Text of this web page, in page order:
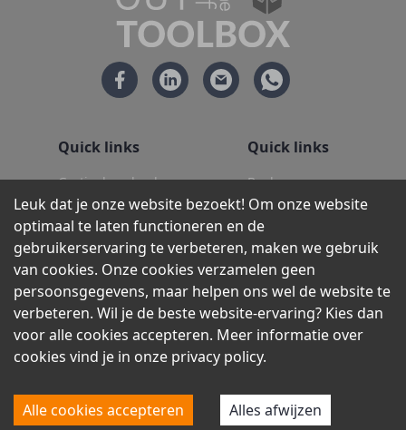
Leuk dat je onze website bezoekt! Om onze website
optimaal te laten functioneren en de
gebruikerservaring te verbeteren, maken we gebruik
van cookies. Onze cookies verzamelen geen
persoonsgegevens, maar helpen ons wel de website te
verbeteren. Wil je de beste website-ervaring? Kies dan
voor alle cookies accepteren. Meer informatie over
cookies vind je in onze privacy policy.
Alle cookies accepteren Alles afwijzen
Quick links
Gratis downloads
Aanbod
Over ons
Quick links
Boeken
Hoger onderwijs
Contact
Legal
Algemene voorwaarden
Privacy policy
©2026| KvK Utrecht 68747012 | BTW
8575.73.834.B.01